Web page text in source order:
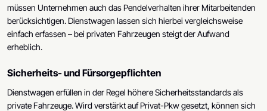
müssen Unternehmen auch das Pendelverhalten ihrer Mitarbeitenden
berücksichtigen. Dienstwagen lassen sich hierbei vergleichsweise
einfach erfassen – bei privaten Fahrzeugen steigt der Aufwand
erheblich.
Sicherheits- und Fürsorgepflichten
Dienstwagen erfüllen in der Regel höhere Sicherheitsstandards als
private Fahrzeuge. Wird verstärkt auf Privat-Pkw gesetzt, können sich